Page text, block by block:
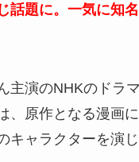
話題に。一気に知
主演のNHKのドラ
、原作となる漫画
キャラクターを演じ